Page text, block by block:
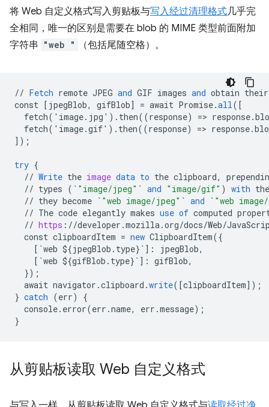
将 Web 自定义格式写入剪贴板与写入经过清理格式几乎完
全相同，唯一的区别是需要在 blob 的 MIME 类型前面附加
字符串
"web " （包括尾随空格）。
// Fetch remote JPEG and GIF images and obtain their
const [ jpegBlob, gifBlob] = await Promise.all( [
fetch('image.jpg').then((response) =>
fetch('image.gif').then((response) =>
] );
try {
// Write the image data to the clipboard,
// types ( ` "image/jpeg" ` and "image/gif" ) with the
// they become ` "web image/jpeg" ` and ` "web
// The code elegantly makes use of computed
// https : //developer .mozilla.org/docs/Web/
const clipboardItem = new ClipboardItem({
[ `web ${jpegBlob.type}` ] : jpegBlob,
[ `web ${gifBlob.type}` ] : gifBlob,
});
await navigator .clipboard .write( [clipboardItem] );
} catch (err)
{
console. error(err .name, err .message);
}
从剪贴板读取 Web 自定义格式